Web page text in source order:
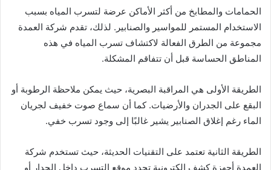
الحمامات والمطابخ من أكثر الأماكن عرضة لتسرب المياه بسبب
الاستخدام المستمر للمواسير والصنابير. لذلك، تقدم شركة العمدة
مجموعة من الطرق الفعالة لاكتشاف تسرب المياه في هذه
المناطق الحساسة قبل أن تتفاقم المشكلة.
الطريقة الأولى هي المراقبة البصرية، حيث يمكن ملاحظة الرطوبة أو
البقع على الجدران والأرضيات. كما أن سماع صوت خفيف لجريان
الماء رغم إغلاق الصنابير يشير غالبًا إلى وجود تسرب خفي.
الطريقة الثانية تعتمد على التقنيات الحديثة، حيث تستخدم شركة
العمدة أجهزة كشف إلكترونية تحدد موقع التسرب داخل الجدار أو